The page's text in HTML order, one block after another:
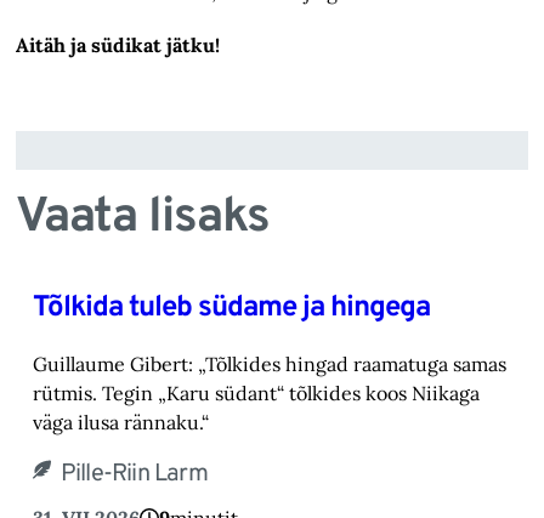
Aitäh ja südikat jätku!
Vaata lisaks
Tõlkida tuleb südame ja hingega
Guillaume Gibert: „Tõlkides hingad raamatuga samas
rütmis. Tegin „Karu südant“ tõlkides koos Niikaga
väga ilusa rännaku.“
Pille-Riin Larm